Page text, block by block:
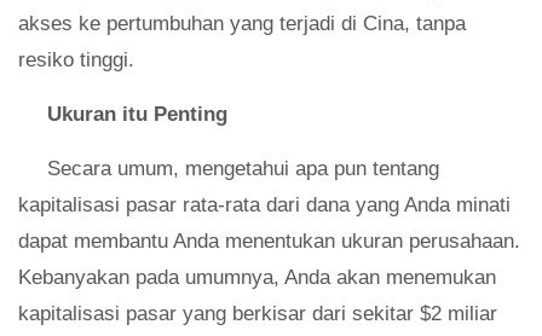
akses ke pertumbuhan yang terjadi di Cina, tanpa
resiko tinggi.
Ukuran itu Penting
Secara umum, mengetahui apa pun tentang
kapitalisasi pasar rata-rata dari dana yang Anda minati
dapat membantu Anda menentukan ukuran perusahaan.
Kebanyakan pada umumnya, Anda akan menemukan
kapitalisasi pasar yang berkisar dari sekitar $2 miliar